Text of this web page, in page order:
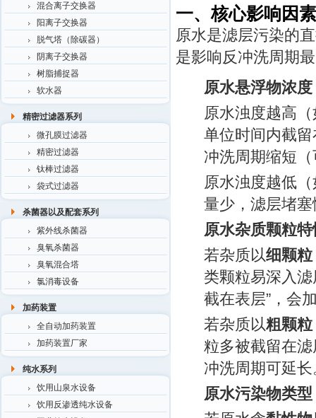
混合离子交换器
阳离子交换器
脱气塔（除碳器）
阴离子交换器
树脂捕捉器
软水器
精密过滤器系列
微孔膜过滤器
精密过滤器
钛棒过滤器
袋式过滤器
杀菌器以及配套系列
紫外线杀菌器
臭氧杀菌器
臭氧混合塔
氯消毒设备
加药装置
全自动加药装置
加药装置厂家
纯水系列
饮用山泉水设备
饮用反渗透纯水设备
一、核心影响因
原水是滤层污染的
是影响反冲洗周期
原水悬浮物浓
原水浊度越高
单位时间内截
冲洗周期缩短
原水浊度越低
量少，滤层堵
原水杂质颗粒特
若杂质以细颗
类颗粒易深入
截在表层”，会
若杂质以粗颗
粒多被截留在
冲洗周期可延长
原水污染物类型